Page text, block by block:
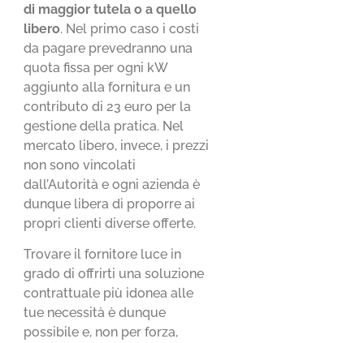
di maggior tutela o a quello
libero. Nel primo caso i costi
da pagare prevedranno una
quota fissa per ogni kW
aggiunto alla fornitura e un
contributo di 23 euro per la
gestione della pratica. Nel
mercato libero, invece, i prezzi
non sono vincolati
dall’Autorità e ogni azienda è
dunque libera di proporre ai
propri clienti diverse offerte.
Trovare il fornitore luce in
grado di offrirti una soluzione
contrattuale più idonea alle
tue necessità è dunque
possibile e, non per forza,